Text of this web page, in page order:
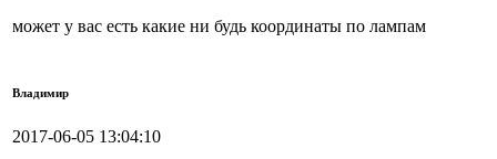
может у вас есть какие ни будь координаты по лампам
Владимир
2017-06-05 13:04:10